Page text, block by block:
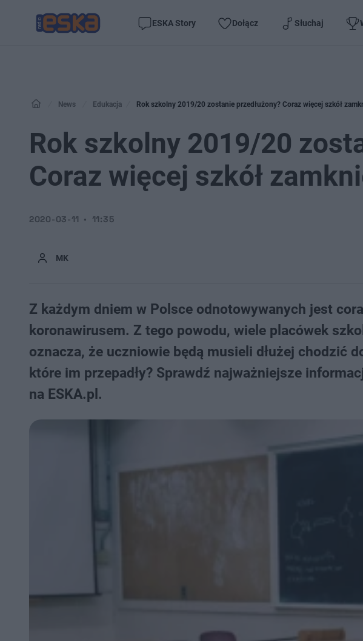
ESKA Story Dołącz Słuchaj
News Edukacja Rok szkolny 2019/20 zostanie przedłużony? Coraz więcej szkół
Rok szkolny 2019/20
Coraz więcej szkół
MK
2020-03-11 11:35
Z każdym dniem w Polsce odnotowywanych jest
koronawirusem. Z tego powodu, wiele placówek
oznacza, że uczniowie będą musieli dłużej chodzić
które im przepadły? Sprawdź najważniejsze
na ESKA.pl.